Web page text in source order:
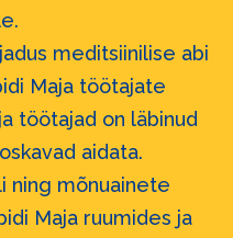
meditsiinilise abi
Maja töötajate
töötajad on läbinud
aidata.
ning mõnuainete
Maja ruumides ja